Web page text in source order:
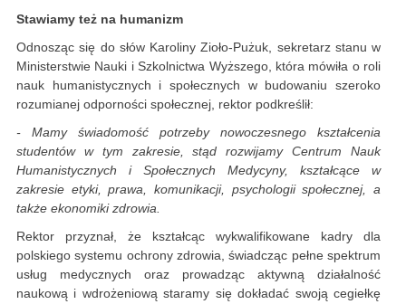
Stawiamy też na humanizm
Odnosząc się do słów Karoliny Zioło-Pużuk, sekretarz stanu w
Ministerstwie Nauki i Szkolnictwa Wyższego, która mówiła o roli
nauk humanistycznych i społecznych w budowaniu szeroko
rozumianej odporności społecznej, rektor podkreślił:
- Mamy świadomość potrzeby nowoczesnego kształcenia
studentów w tym zakresie, stąd rozwijamy Centrum Nauk
Humanistycznych i Społecznych Medycyny, kształcące w
zakresie etyki, prawa, komunikacji, psychologii społecznej, a
także ekonomiki zdrowia.
Rektor przyznał, że kształcąc wykwalifikowane kadry dla
polskiego systemu ochrony zdrowia, świadcząc pełne spektrum
usług medycznych oraz prowadząc aktywną działalność
naukową i wdrożeniową staramy się dokładać swoją cegiełkę